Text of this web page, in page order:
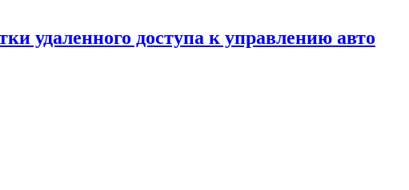
удаленного доступа к управлению авто